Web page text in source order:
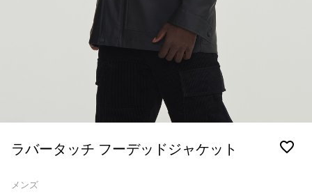
ラバータッチ フーデッドジャケット
メンズ